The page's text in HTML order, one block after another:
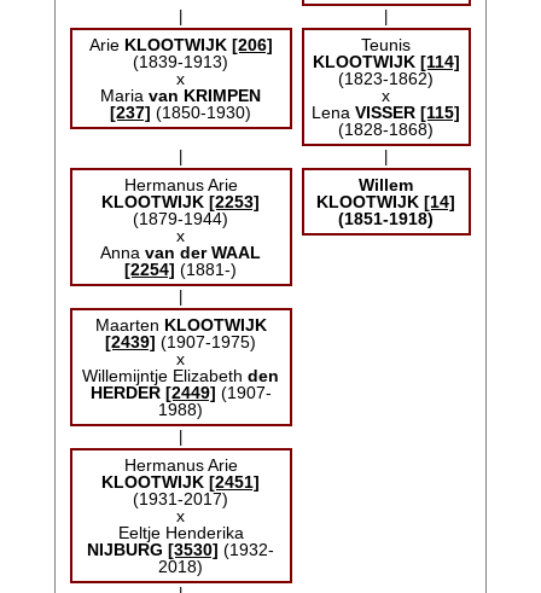
Arie KLOOTWIJK [206]
(1839-1913)
x
Mariavan KRIMPEN
[237] (1850-1930)
Teunis
KLOOTWIJK [114]
(1823-1862)
x
LenaVISSER [115]
(1828-1868)
Hermanus Arie
KLOOTWIJK [2253]
(1879-1944)
x
Annavan der WAAL
[2254] (1881-)
Willem
KLOOTWIJK [14]
(1851-1918)
Maarten KLOOTWIJK
[2439] (1907-1975)
x
Willemijntje Elizabethden
HERDER [2449] (1907-
1988)
Hermanus Arie
KLOOTWIJK [2451]
(1931-2017)
x
Eeltje Henderika
NIJBURG [3530] (1932-
2018)